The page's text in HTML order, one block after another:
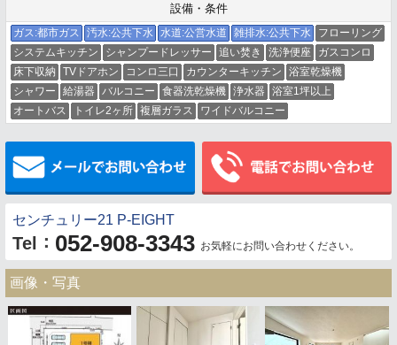
設備・条件
ガス:都市ガス 汚水:公共下水 水道:公営水道 雑排水:公共下水
フローリング
システムキッチン
シャンプードレッサー 追い焚き 洗浄便座
ガスコンロ
床下収納
TVドアホン コンロ三口 カウンターキッチン
浴室乾燥機
シャワー
給湯器 バルコニー 食器洗乾燥機 浄水器
浴室1坪以上
オートバス
トイレ2ヶ所 複層ガラス ワイドバルコニー
メールでお問い合わせ
センチュリー21 P-EIGHT
Tel ： 052-908-3343 お気軽にお問い合わせください。
画像・写真